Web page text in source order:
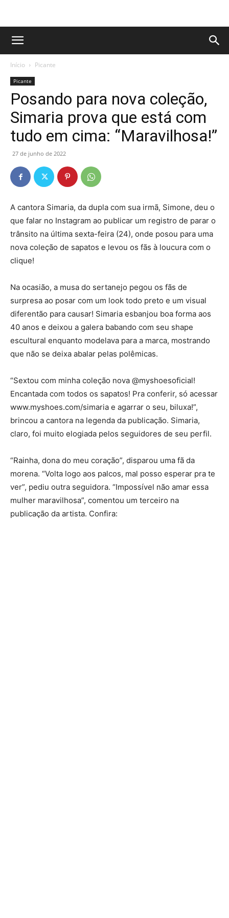
Início Picante
Picante
Posando para nova coleção,
Simaria prova que está com
tudo em cima: “Maravilhosa!”
27 de junho de 2022
A cantora Simaria, da dupla com sua irmã, Simone, deu o
que falar no Instagram ao publicar um registro de parar o
trânsito na última sexta-feira (24), onde posou para uma
nova coleção de sapatos e levou os fãs à loucura com o
clique!
Na ocasião, a musa do sertanejo pegou os fãs de
surpresa ao posar com um look todo preto e um visual
diferentão para causar! Simaria esbanjou boa forma aos
40 anos e deixou a galera babando com seu shape
escultural enquanto modelava para a marca, mostrando
que não se deixa abalar pelas polêmicas.
“Sextou com minha coleção nova @myshoesoficial!
Encantada com todos os sapatos! Pra conferir, só acessar
www.myshoes.com/simaria e agarrar o seu, biluxa!”,
brincou a cantora na legenda da publicação. Simaria,
claro, foi muito elogiada pelos seguidores de seu perfil.
“Rainha, dona do meu coração”, disparou uma fã da
morena. “Volta logo aos palcos, mal posso esperar pra te
ver”, pediu outra seguidora. “Impossível não amar essa
mulher maravilhosa”, comentou um terceiro na
publicação da artista. Confira: